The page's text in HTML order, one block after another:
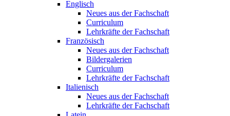
Englisch
Neues aus der Fachschaft
Curriculum
Lehrkräfte der Fachschaft
Französisch
Neues aus der Fachschaft
Bildergalerien
Curriculum
Lehrkräfte der Fachschaft
Italienisch
Neues aus der Fachschaft
Lehrkräfte der Fachschaft